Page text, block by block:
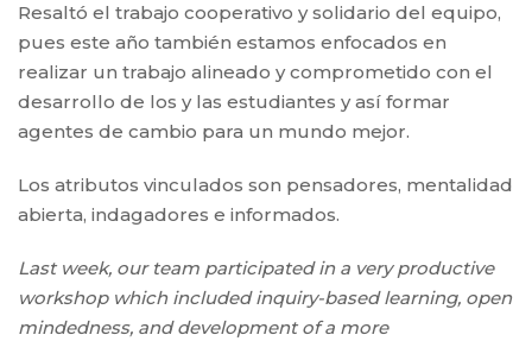
Resaltó el trabajo cooperativo y solidario del equipo,
pues este año también estamos enfocados en
realizar un trabajo alineado y comprometido con el
desarrollo de los y las estudiantes y así formar
agentes de cambio para un mundo mejor.
Los atributos vinculados son pensadores, mentalidad
abierta, indagadores e informados.
Last week, our team participated in a very productive
workshop which included inquiry-based learning, open
mindedness, and development of a more